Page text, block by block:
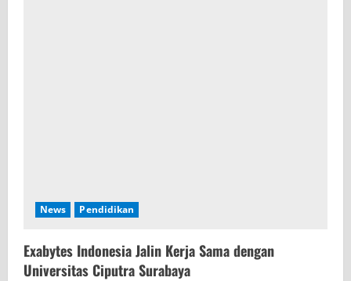
News Pendidikan
Exabytes Indonesia Jalin Kerja Sama dengan
Universitas Ciputra Surabaya